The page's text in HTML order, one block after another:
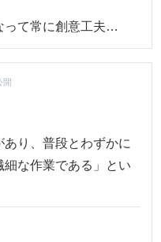
って常に創意工夫…
開
あり、普段とわずかに
な作業である」とい